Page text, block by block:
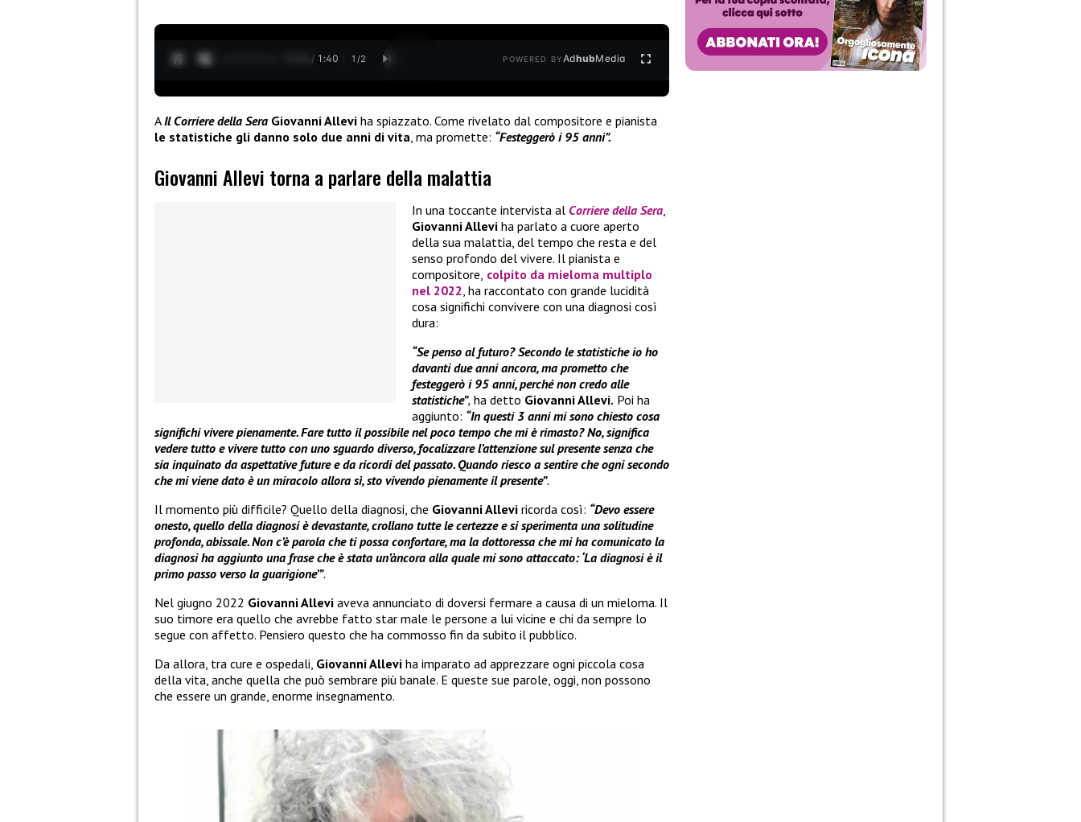
0:13 / 1:40 1 /2 POWERED BYAdhubMedia
AIl Corriere della Sera Giovanni Allevi ha spiazzato. Come rivelato dal compositore e pianista
le statistiche gli danno solo due anni di vita , ma promette: “Festeggerò i 95 anni”.
Giovanni Allevi torna a parlare della malattia
In una toccante intervista al Corriere della Sera,
Giovanni Allevi ha parlato a cuore aperto
della sua malattia, del tempo che resta e del
senso profondo del vivere. Il pianista e
compositore, colpito da mieloma multiplo
nel 2022, ha raccontato con grande lucidità
cosa significhi convivere con una diagnosi così
dura:
“Se penso al futuro? Secondo le statistiche io ho
davanti due anni ancora, ma prometto che
festeggerò i 95 anni, perché non credo alle
statistiche”, ha detto Giovanni Allevi. Poi ha
aggiunto: “In questi 3 anni mi sono chiesto cosa
significhi vivere pienamente. Fare tutto il possibile nel poco tempo che mi è rimasto? No, significa
vedere tutto e vivere tutto con uno sguardo diverso, focalizzare l’attenzione sul presente senza che
sia inquinato da aspettative future e da ricordi del passato. Quando riesco a sentire che ogni secondo
che mi viene dato è un miracolo allora sì, sto vivendo pienamente il presente”.
Il momento più difficile? Quello della diagnosi, che Giovanni Allevi ricorda così: “Devo essere
onesto, quello della diagnosi è devastante, crollano tutte le certezze e si sperimenta una solitudine
profonda, abissale. Non c’è parola che ti possa confortare, ma la dottoressa che mi ha comunicato la
diagnosi ha aggiunto una frase che è stata un’àncora alla quale mi sono attaccato: ‘La diagnosi è il
primo passo verso la guarigione’”.
Nel giugno 2022 Giovanni Allevi aveva annunciato di doversi fermare a causa di un mieloma. Il
suo timore era quello che avrebbe fatto star male le persone a lui vicine e chi da sempre lo
segue con affetto. Pensiero questo che ha commosso fin da subito il pubblico.
Da allora, tra cure e ospedali, Giovanni Allevi ha imparato ad apprezzare ogni piccola cosa
della vita, anche quella che può sembrare più banale. E queste sue parole, oggi, non possono
che essere un grande, enorme insegnamento.